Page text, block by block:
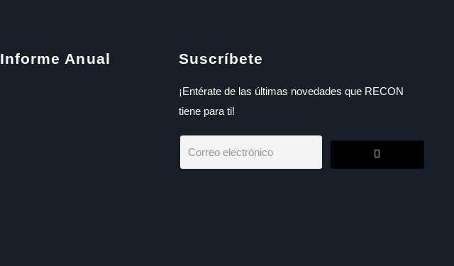
Informe Anual Suscríbete
¡Entérate de las últimas novedades que RECON
tiene para ti!